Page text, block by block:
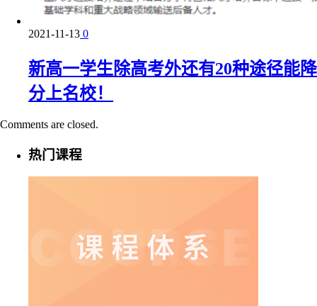
2021-11-13 0
新高一学生除高考外还有20种途径能降
分上名校！
Comments are closed.
热门课程